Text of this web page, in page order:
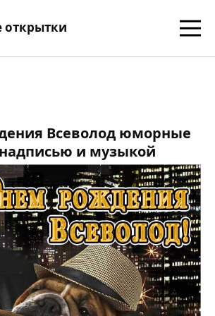
Всеволод юморные
и музыкой